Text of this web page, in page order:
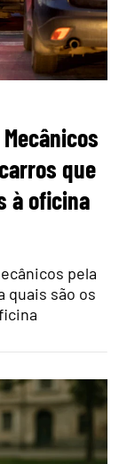
que
à oficina
pela
quais são os